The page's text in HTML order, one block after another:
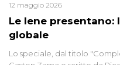
Le Iene
globale
12 maggio 2026
Lo speciale, dal titolo